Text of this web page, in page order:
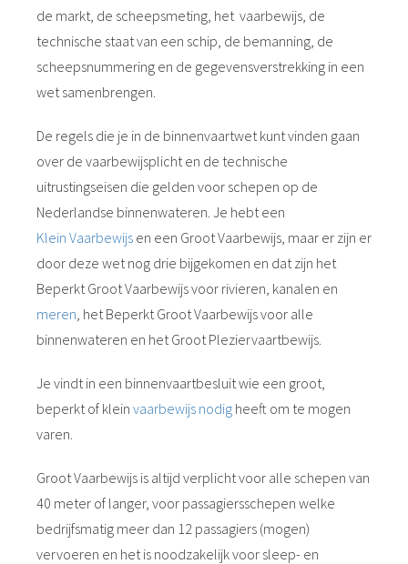
de markt, de scheepsmeting, het vaarbewijs, de
technische staat van een schip, de bemanning, de
scheepsnummering en de gegevensverstrekking in een
wet samenbrengen.
De regels die je in de binnenvaartwet kunt vinden gaan
over de vaarbewijsplicht en de technische
uitrustingseisen die gelden voor schepen op de
Nederlandse binnenwateren. Je hebt een
Klein Vaarbewijs en een Groot Vaarbewijs, maar er zijn er
door deze wet nog drie bijgekomen en dat zijn het
Beperkt Groot Vaarbewijs voor rivieren, kanalen en
meren , het Beperkt Groot Vaarbewijs voor alle
binnenwateren en het Groot Pleziervaartbewijs.
Je vindt in een binnenvaartbesluit wie een groot,
beperkt of klein vaarbewijs nodig heeft om te mogen
varen.
Groot Vaarbewijs is altijd verplicht voor alle schepen van
40 meter of langer, voor passagiersschepen welke
bedrijfsmatig meer dan 12 passagiers (mogen)
vervoeren en het is noodzakelijk voor sleep- en